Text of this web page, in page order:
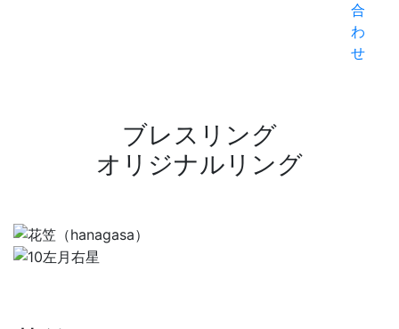
合
わ
せ
ブレスリング
オリジナルリング